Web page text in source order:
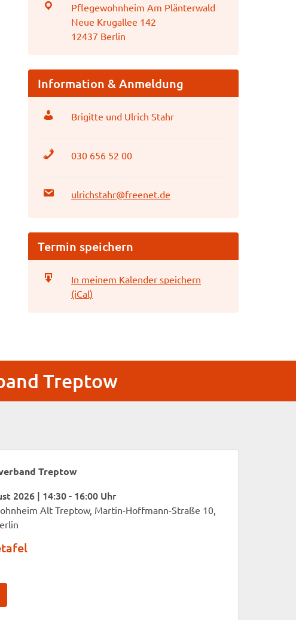
Pflegewohnheim Am Plänterwald
Neue Krugallee 142
12437 Berlin
Information & Anmeldung
Brigitte und Ulrich Stahr
030 656 52 00
ulrichstahr@freenet.de
Termin speichern
In meinem Kalender speichern
(iCal)
Treptow
Treptow
2026 | 14:30 - 16:00 Uhr
Alt Treptow, Martin-Hoffmann-Straße 10,